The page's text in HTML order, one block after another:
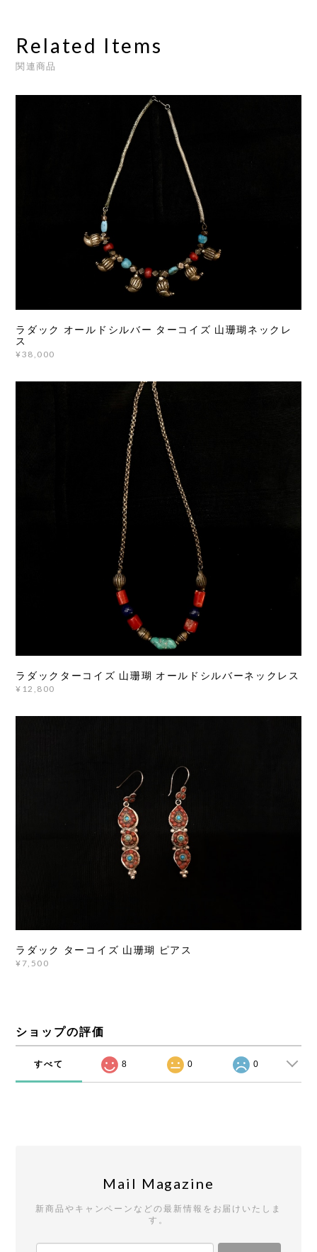
Related Items
関連商品
ラダック オールドシルバー ターコイズ 山珊瑚ネックレ
ス
¥38,000
ラダックターコイズ 山珊瑚 オールドシルバーネックレス
¥12,800
ラダック ターコイズ 山珊瑚 ピアス
¥7,500
ショップの評価
すべて 8 0 0
Mail Magazine
新商品やキャンペーンなどの最新情報をお届けいたしま
す。